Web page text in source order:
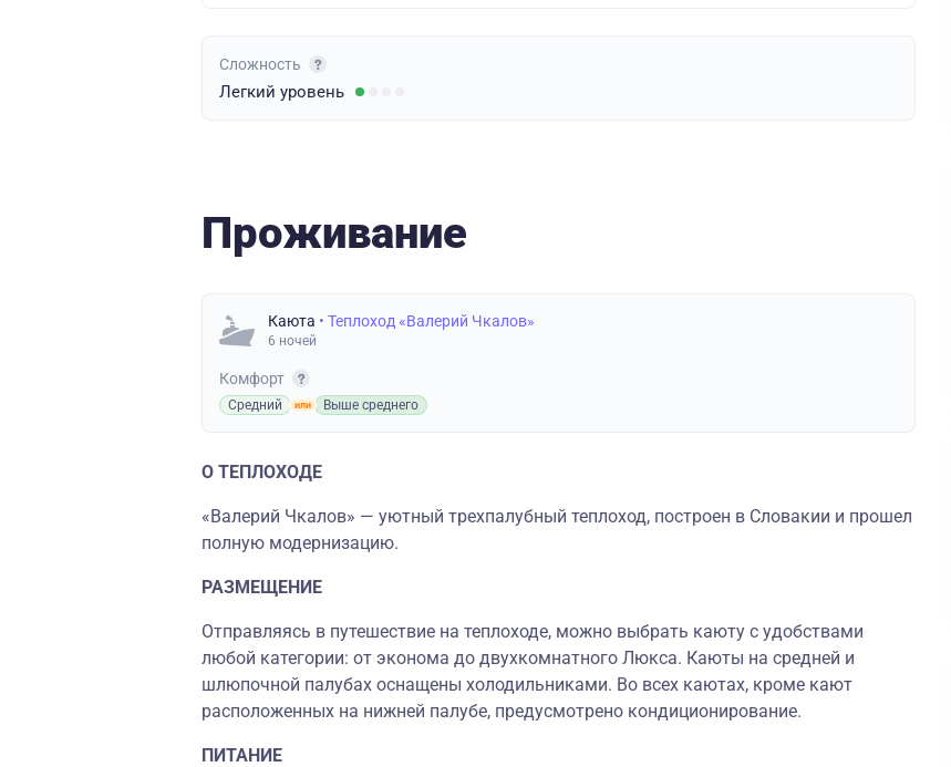
Сложность
Легкий уровень
Проживание
Каюта • Теплоход «Валерий Чкалов»
6 ночей
Комфорт
Средний Выше среднего
О ТЕПЛОХОДЕ
«Валерий Чкалов» — уютный трехпалубный теплоход, построен в Словакии и прошел
полную модернизацию.
РАЗМЕЩЕНИЕ
Отправляясь в путешествие на теплоходе, можно выбрать каюту с удобствами
любой категории: от эконома до двухкомнатного Люкса. Каюты на средней и
шлюпочной палубах оснащены холодильниками. Во всех каютах, кроме кают
расположенных на нижней палубе, предусмотрено кондиционирование.
ПИТАНИЕ